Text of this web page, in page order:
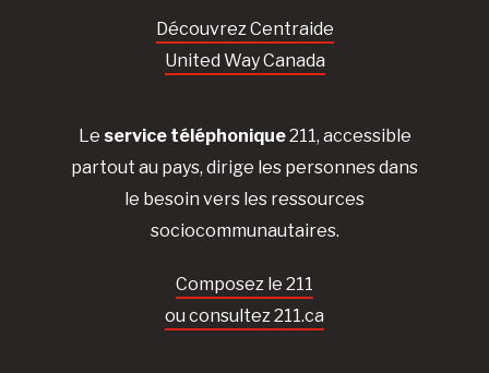
Découvrez Centraide
United Way Canada
Le service téléphonique211, accessible
partout au pays, dirige les personnes dans
le besoin vers les ressources
sociocommunautaires.
Composez le 211
ou consultez 211.ca